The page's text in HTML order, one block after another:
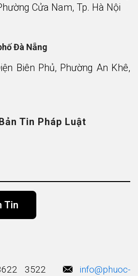
Cửa Nam, Tp. Hà Nội
Đà Nẵng
Biên Phủ, Phường An Khê,
Tin Pháp Luật
3522 info@phuoc-